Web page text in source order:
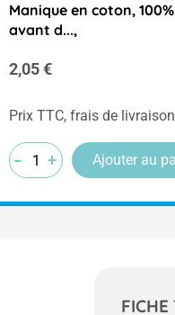
Manique en coton,
avant d...,
Prix régulier :
2,05 €
Prix TTC, frais de
-
-
- +
+
+ Ajouter au
FICHE